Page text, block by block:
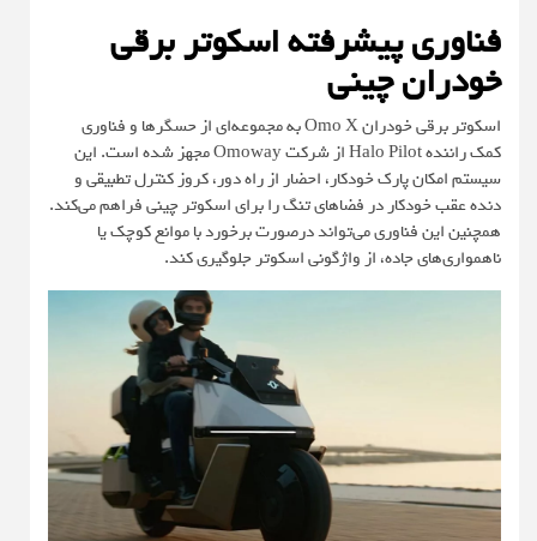
فناوری پیشرفته اسکوتر برقی
خودران چینی
اسکوتر برقی خودران Omo X به مجموعه‌ای از حسگرها و فناوری
کمک راننده Halo Pilot از شرکت Omoway مجهز شده است. این
سیستم امکان پارک خودکار، احضار از راه دور، کروز کنترل تطبیقی و
دنده عقب خودکار در فضاهای تنگ را برای اسکوتر چینی فراهم می‌کند.
همچنین این فناوری می‌تواند درصورت برخورد با موانع کوچک یا
ناهمواری‌های جاده، از واژگونی اسکوتر جلوگیری کند.